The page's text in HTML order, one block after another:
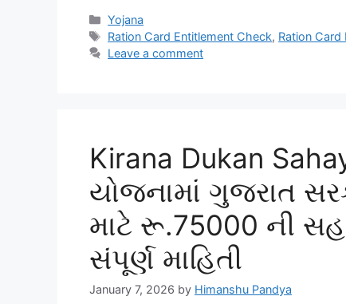
Categories
Yojana
Tags
Ration Card Entitlement Check, Ration Card
Leave a comment
Kirana Dukan
યોજનામાં ગુજરાત
માટે રૂ.75000 ની
સંપૂર્ણ માહિતી
January 7, 2026 by Himanshu Pandya